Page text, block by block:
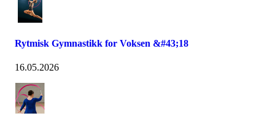
Rytmisk Gymnastikk for Voksen &#43;18
16.05.2026